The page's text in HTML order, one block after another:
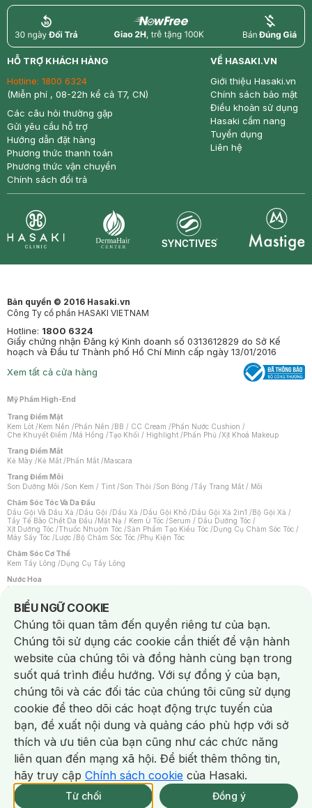
NowFree 2H Giao Nhanh Miễn Phí 2H Xem chi tiết
91/337 CN CÒN SP Mua online
NowFree 2H trễ tặng 100k
return nowfree price
HỖ TRỢ KHÁCH HÀNG
Hotline: 1800 6324
(Miễn phí , 08-22h kể cả T7, CN)
Các câu hỏi thường gặp
Gửi yêu cầu hỗ trợ
Hướng dẫn đặt hàng
Phương thức thanh toán
Phương thức vận chuyển
Chính sách đổi trả
VỀ HASAKI.VN
Giới thiệu Hasaki.vn
Chính sách bảo mật
Điều khoản sử dụng
Hasaki cẩm nang
Tuyển dụng
Liên hệ
Bản quyền © 2016 Hasaki.vn
Công Ty cổ phần HASAKI VIETNAM
Hotline: 1800 6324
Giấy chứng nhận Đăng ký Kinh doanh số 0313612829 do Sở Kế
hoạch và Đầu tư Thành phố Hồ Chí Minh cấp ngày 13/01/2016
Xem tất cả cửa hàng
Mỹ Phẩm High-End
Trang Điểm Mặt
Kem Lót /Kem Nền /Phấn Nền /BB / CC Cream /Phấn Nước Cushion /
Che Khuyết Điểm /Má Hồng /Tạo Khối / Highlight /Phấn Phủ /Xịt Khoá Makeup
Trang Điểm Mắt
Kẻ Mày /Kẻ Mắt /Phấn Mắt /Mascara
Trang Điểm Môi
Son Dưỡng Môi /Son Kem / Tint /Son Thỏi /Son Bóng /Tẩy Trang Mắt / Môi
Chăm Sóc Tóc Và Da Đầu
Dầu Gội Và Dầu Xả /Dầu Gội /Dầu Xả /Dầu Gội Khô /Dầu Gội Xả 2in1 /Bộ Gội Xả /
Tẩy Tế Bào Chết Da Đầu /Mặt Nạ / Kem Ủ Tóc /Serum / Dầu Dưỡng Tóc /
Xịt Dưỡng Tóc /Thuốc Nhuộm Tóc /Sản Phẩm Tạo Kiểu Tóc /Dụng Cụ Chăm Sóc Tóc /
Máy Sấy Tóc /Lược /Bộ Chăm Sóc Tóc /Phụ Kiện Tóc
Chăm Sóc Cơ Thể
Kem Tẩy Lông /Dụng Cụ Tẩy Lông
Nước Hoa
Nước Hoa Nữ
Chăm Sóc Cá Nhân
Chống Muỗi /Khẩu Trang /Máy Massage/Mặt Nạ Xông Hơi /Nước Rửa Tay/
Sản Phẩm Chăm Sóc Khác /Bàn Chải Đánh Răng /Bàn Chải Điện/
Hỗ Trợ Trắng Răng/Kem Đánh Răng /Máy Tăm Nước/ Nước Súc Miệng/
Tăm / Chỉ Nha Khoa/ Xịt Thơm Miệng / Dung Dịch Vệ Sinh/Dưỡng Vùng Kín/
Khăn Ướt Vệ Sinh Vùng Kín/Băng Vệ Sinh/Tampon/Bọt Cạo Râu /Dao Cạo Râu/
Máy Cạo Râu
Vấn Đề Về Da
Da Dầu / Lỗ Chân Lông To/ Da Khô / Mất Nước/ Da Lão Hóa/ Da Mụn/
Da Nhạy Cảm / Kích Ứng
Da Xỉn Màu Thâm / Nám / Tàn Nhang
Quầng Thâm & Bọng Mắt /Sẹo /Viêm Da Cơ Địa
Dụng Cụ / Phụ Kiện Chăm Sóc Da
Bông Tẩy Trang
Khăn Lau Mặt Khô Dụng Cụ / Máy Rửa Mặt Máy Chăm Sóc Da
Dụng Cụ Chăm Sóc Khác
BIỂU NGỮ COOKIE
Notice about cookies usage
Chúng tôi quan tâm đến quyền riêng tư của bạn.
Chúng tôi sử dụng các cookie cần thiết để vận hành
website của chúng tôi và đồng hành cùng bạn trong
suốt quá trình điều hướng. Với sự đồng ý của bạn,
chúng tôi và các đối tác của chúng tôi cũng sử dụng
cookie để theo dõi các hoạt động trực tuyến của
bạn, đề xuất nội dung và quảng cáo phù hợp với sở
thích và ưu tiên của bạn cũng như các chức năng
liên quan đến mạng xã hội. Để biết thêm thông tin,
hãy truy cập Chính sách cookie của Hasaki.
Từ chối Đồng ý